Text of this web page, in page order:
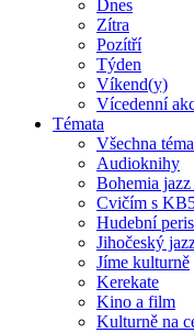
Dnes
Zítra
Pozítří
Týden
Víkend(y)
Vícedenní
Témata
Všechna
Audioknihy
Bohemia jazz
Cvičím s
Hudební
Jihočeský
Jíme kulturně
Kerekate
Kino a film
Kulturně na